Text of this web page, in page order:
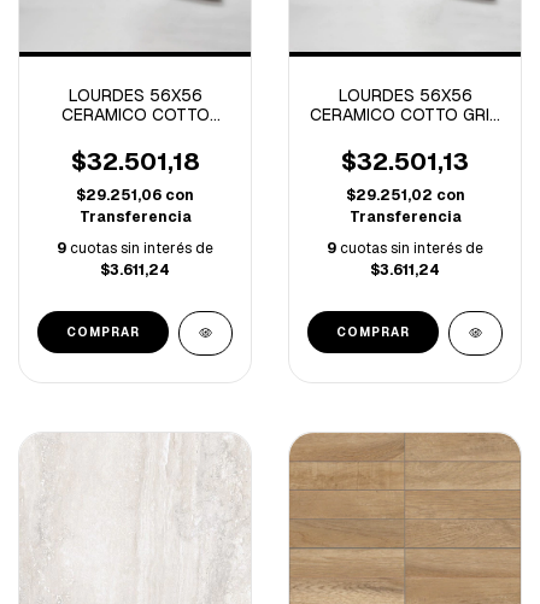
LOURDES 56X56
CERAMICO COTTO
$32.501,18
$29.251,06 con
Transferencia
9cuotas sin interés de
$3.611,24
LOURDES 56X56
CERAMICO COTTO GRIS
$32.501,13
$29.251,02 con
Transferencia
9cuotas sin interés de
$3.611,24